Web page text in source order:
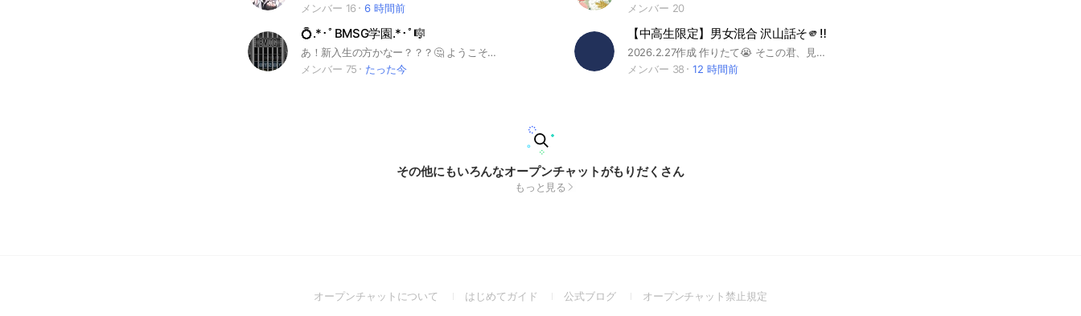
メンバー 16
6 時間前
メンバー 20
💍.*･ﾟBMSG学園.*･ﾟ🎼
あ！新入生の方かなー？？？🤔 ようこそ！！BMSG学園へ！！ 生徒会長を務めるまこだよ！ ここで少し校則！！ アイコンはBMSG関係にすること！！ 喧嘩、他の生徒が嫌な気持ちになる発言もちろんNG！ 詳しい校則は、入ってから確認してー！！ もし良かったらこのオプのファンマークの「💍🎼」をつけてくれると嬉しい！🥺 承認は遅くなるかもだけどやるから安心してね！！ あと「🐥1年生🌱」って名前の横につけてね！！ 部活動もあるよー！！😆 みんな是非入ってね！！ いつかこのオプの全校生徒がたくさんになるように宣伝がんばろーね！！💕︎ ここまで読んでくれてありがとうー！💖 あとは緑のボタン押すだけ！！ じゃあ待ってるねー！！ ばいばーい！！❤️‍🔥 #BMSG #HANA #BFIRST #MAZZEL #STARGLOW #ふみの #SKY-HI #Noelcore #Reiko #Ayumu Imazu #edhiiiboi #Aile The Shota
メンバー 75
たった今
【中高生限定】男女混合 沢山話そ🫵‼️
2026.2.27作成 作りたて😭 そこの君、見てくれてありがとう！ 中高生限定ルームです〜 男女関係なく皆で暇な時とか沢山おしゃべりしませんか🥹‼️ 雑談 相談 恋バナ 基本的何でもOK (人が傷つく事などはダメです) 荒らし 下ネタ 人が傷つく発言はダメです⚠️ オプチャ入ったらノートに自己紹介してね リア友 ネッ友 沢山作っちゃお!! 気軽に入ってね オプチャで待ってます!! #中学生 #男子 #女子 #リア友ネッ友 #恋バナ #雑談 #相談
メンバー 38
12 時間前
その他にもいろんなオープンチャットがもりだくさん
もっと見る
オープンチャットについて
(Openはじめてガイド
(Open公式ブログ
(Openオープンチャット禁止規定(Open